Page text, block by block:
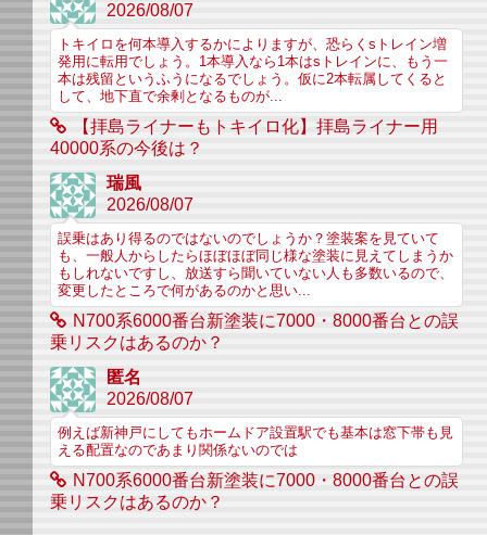
2026/08/07
トキイロを何本導入するかによりますが、恐らくsトレイン増
発用に転用でしょう。1本導入なら1本はsトレインに、もう一
本は残留というふうになるでしょう。仮に2本転属してくると
して、地下直で余剰となるものが...
【拝島ライナーもトキイロ化】拝島ライナー用
40000系の今後は？
瑞風
2026/08/07
誤乗はあり得るのではないのでしょうか？塗装案を見ていて
も、一般人からしたらほぼほぼ同じ様な塗装に見えてしまうか
もしれないですし、放送すら聞いていない人も多数いるので、
変更したところで何があるのかと思い...
N700系6000番台新塗装に7000・8000番台との誤
乗リスクはあるのか？
匿名
2026/08/07
例えば新神戸にしてもホームドア設置駅でも基本は窓下帯も見
える配置なのであまり関係ないのでは
N700系6000番台新塗装に7000・8000番台との誤
乗リスクはあるのか？